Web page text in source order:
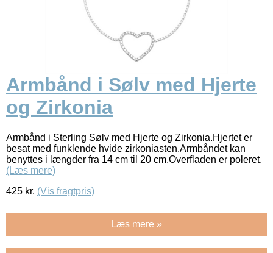
Armbånd i Sølv med Hjerte
og Zirkonia
Armbånd i Sterling Sølv med Hjerte og Zirkonia.Hjertet er
besat med funklende hvide zirkoniasten.Armbåndet kan
benyttes i længder fra 14 cm til 20 cm.Overfladen er poleret.
(Læs mere)
425 kr. (Vis fragtpris)
Læs mere »